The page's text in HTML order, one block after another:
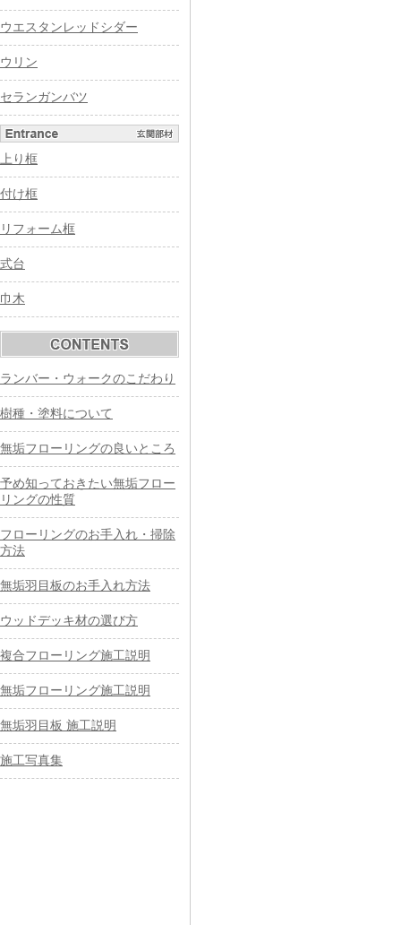
ウエスタンレッドシダー
ウリン
セランガンバツ
上り框
付け框
リフォーム框
式台
巾木
ランバー・ウォークのこだわり
樹種・塗料について
無垢フローリングの良いところ
予め知っておきたい無垢フロー
リングの性質
フローリングのお手入れ・掃除
方法
無垢羽目板のお手入れ方法
ウッドデッキ材の選び方
複合フローリング施工説明
無垢フローリング施工説明
無垢羽目板 施工説明
施工写真集